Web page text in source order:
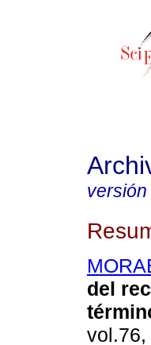
del
vol.76,